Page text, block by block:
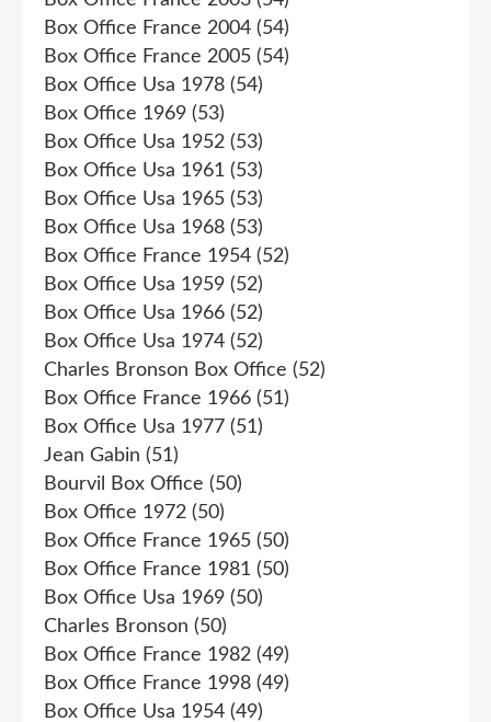
Box Office France 2004 (54)
Box Office France 2005 (54)
Box Office Usa 1978 (54)
Box Office 1969 (53)
Box Office Usa 1952 (53)
Box Office Usa 1961 (53)
Box Office Usa 1965 (53)
Box Office Usa 1968 (53)
Box Office France 1954 (52)
Box Office Usa 1959 (52)
Box Office Usa 1966 (52)
Box Office Usa 1974 (52)
Charles Bronson Box Office (52)
Box Office France 1966 (51)
Box Office Usa 1977 (51)
Jean Gabin (51)
Bourvil Box Office (50)
Box Office 1972 (50)
Box Office France 1965 (50)
Box Office France 1981 (50)
Box Office Usa 1969 (50)
Charles Bronson (50)
Box Office France 1982 (49)
Box Office France 1998 (49)
Box Office Usa 1954 (49)